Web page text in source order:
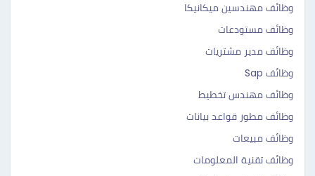
وظائف مهندسين ميكانيكا
وظائف مستودعات
وظائف مدير مشتريات
وظائف Sap
وظائف مهندس تخطيط
وظائف مطور قواعد بيانات
وظائف مبيعات
وظائف تقنية المعلومات